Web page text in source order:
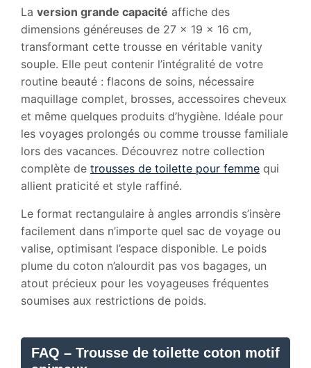
La version grande capacité affiche des
dimensions généreuses de 27 x 19 x 16 cm,
transformant cette trousse en véritable vanity
souple. Elle peut contenir l’intégralité de votre
routine beauté : flacons de soins, nécessaire
maquillage complet, brosses, accessoires cheveux
et même quelques produits d’hygiène. Idéale pour
les voyages prolongés ou comme trousse familiale
lors des vacances. Découvrez notre collection
complète de trousses de toilette pour femme qui
allient praticité et style raffiné.
Le format rectangulaire à angles arrondis s’insère
facilement dans n’importe quel sac de voyage ou
valise, optimisant l’espace disponible. Le poids
plume du coton n’alourdit pas vos bagages, un
atout précieux pour les voyageuses fréquentes
soumises aux restrictions de poids.
FAQ – Trousse de toilette coton motif